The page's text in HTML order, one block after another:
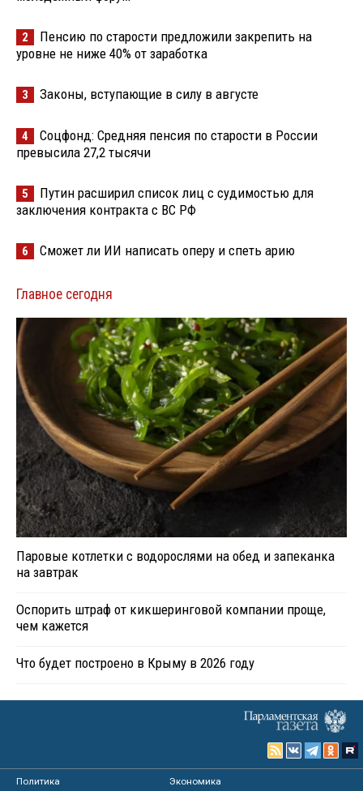
2
Пенсию по старости предложили закрепить на
уровне не ниже 40% от заработка
3 Законы, вступающие в силу в августе
4
Соцфонд: Средняя пенсия по старости в России
превысила 27,2 тысячи
5
Путин расширил список лиц с судимостью для
заключения контракта с ВС РФ
6 Сможет ли ИИ написать оперу и спеть арию
Главное сегодня
Паровые котлетки с водорослями на обед и запеканка
на завтрак
Оспорить штраф от кикшеринговой компании проще,
чем кажется
Что будет построено в Крыму в 2026 году
Политика
Экономика